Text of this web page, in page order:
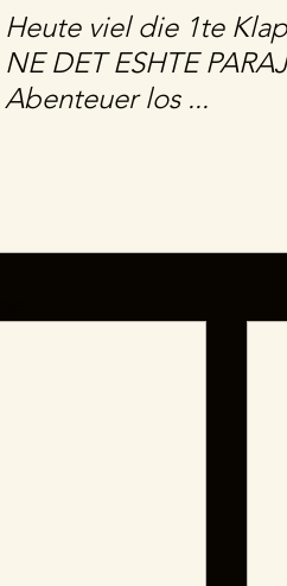
Heute viel die 1te
NE DET ESHTE
Abenteuer los ...